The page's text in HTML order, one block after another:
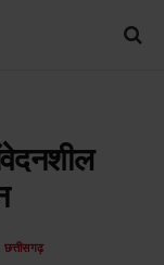
छत्तीसगढ़